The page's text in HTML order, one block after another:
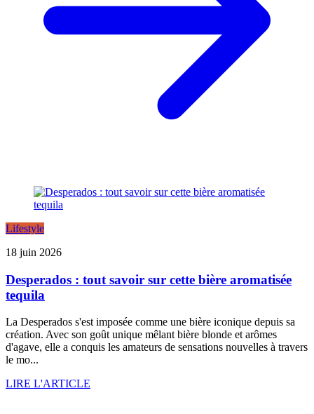
Lifestyle
18 juin 2026
Desperados : tout savoir sur cette bière aromatisée
tequila
La Desperados s'est imposée comme une bière iconique depuis sa
création. Avec son goût unique mêlant bière blonde et arômes
d'agave, elle a conquis les amateurs de sensations nouvelles à travers
le mo...
LIRE L'ARTICLE